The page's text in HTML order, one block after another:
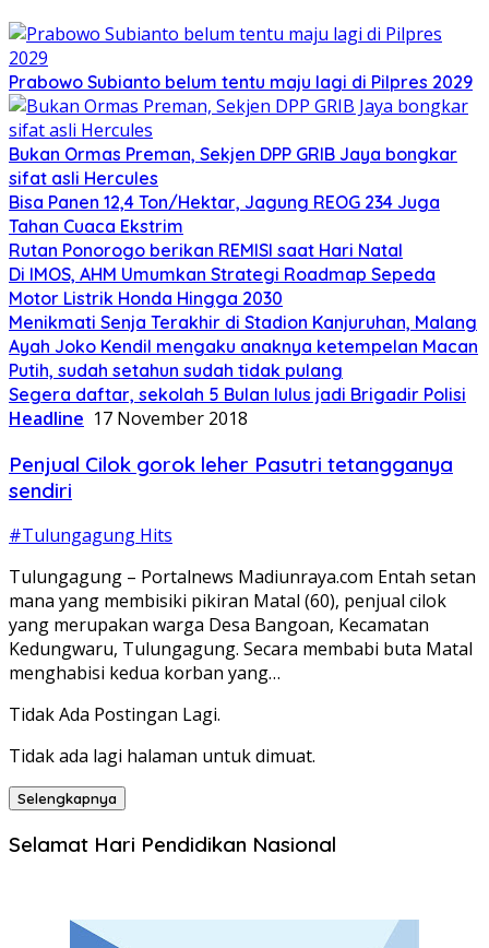
Prabowo Subianto belum tentu maju lagi di Pilpres 2029
Bukan Ormas Preman, Sekjen DPP GRIB Jaya bongkar
sifat asli Hercules
Bisa Panen 12,4 Ton/Hektar, Jagung REOG 234 Juga
Tahan Cuaca Ekstrim
Rutan Ponorogo berikan REMISI saat Hari Natal
Di IMOS, AHM Umumkan Strategi Roadmap Sepeda
Motor Listrik Honda Hingga 2030
Menikmati Senja Terakhir di Stadion Kanjuruhan, Malang
Ayah Joko Kendil mengaku anaknya ketempelan Macan
Putih, sudah setahun sudah tidak pulang
Segera daftar, sekolah 5 Bulan lulus jadi Brigadir Polisi
Headline 17 November 2018
Penjual Cilok gorok leher Pasutri tetangganya
sendiri
#Tulungagung Hits
Tulungagung – Portalnews Madiunraya.com Entah setan
mana yang membisiki pikiran Matal (60), penjual cilok
yang merupakan warga Desa Bangoan, Kecamatan
Kedungwaru, Tulungagung. Secara membabi buta Matal
menghabisi kedua korban yang…
Tidak Ada Postingan Lagi.
Tidak ada lagi halaman untuk dimuat.
Selengkapnya
Selamat Hari Pendidikan Nasional